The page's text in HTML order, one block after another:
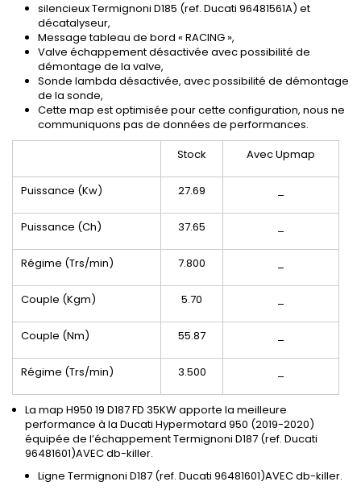
silencieux Termignoni D185 (ref. Ducati 96481561A) et
décatalyseur,
Message tableau de bord « RACING »,
Valve échappement désactivée avec possibilité de
démontage de la valve,
Sonde lambda désactivée, avec possibilité de démontage
de la sonde,
Cette map est optimisée pour cette configuration, nous ne
communiquons pas de données de performances.
Stock
Avec Upmap
Puissance (Kw) 27.69
Puissance (Ch) 37.65
Régime (Trs/min) 7.800
Couple (Kgm) 5.70
Couple (Nm) 55.87
Régime (Trs/min) 3.500
La map H950 19 D187 FD 35KW apporte la meilleure
performance à la Ducati Hypermotard 950 (2019-2020)
équipée de l’échappement Termignoni D187 (ref. Ducati
96481601)AVEC db-killer.
Ligne Termignoni D187 (ref. Ducati 96481601)AVEC db-killer.